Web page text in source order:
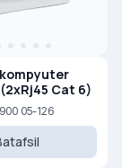
rozetkasi (2xRj45 Cat 6)
05-126